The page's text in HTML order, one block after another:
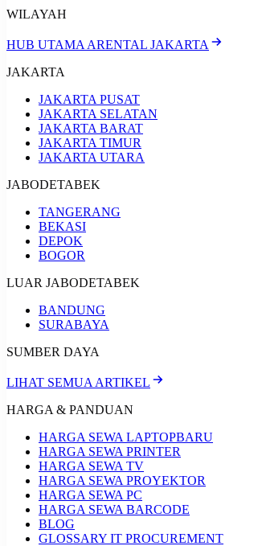
WILAYAH
HUB UTAMA ARENTAL JAKARTA
JAKARTA
JAKARTA PUSAT
JAKARTA SELATAN
JAKARTA BARAT
JAKARTA TIMUR
JAKARTA UTARA
JABODETABEK
TANGERANG
BEKASI
DEPOK
BOGOR
LUAR JABODETABEK
BANDUNG
SURABAYA
SUMBER DAYA
LIHAT SEMUA ARTIKEL
HARGA & PANDUAN
HARGA SEWA LAPTOPBARU
HARGA SEWA PRINTER
HARGA SEWA TV
HARGA SEWA PROYEKTOR
HARGA SEWA PC
HARGA SEWA BARCODE
BLOG
GLOSSARY IT PROCUREMENT